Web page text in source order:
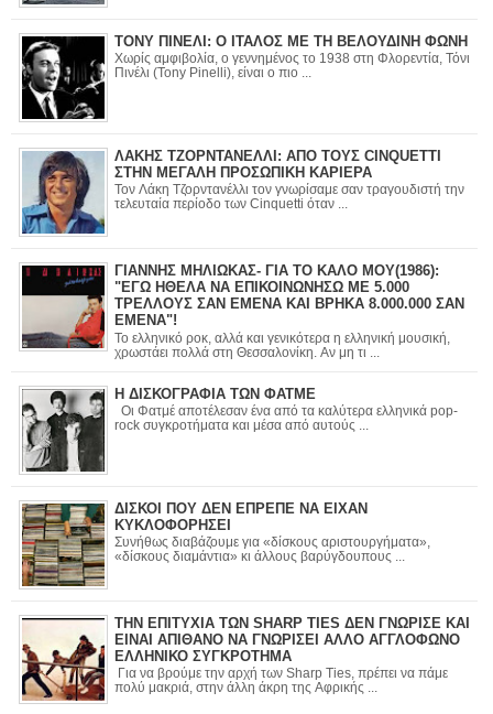
ΤΟΝΥ ΠΙΝΕΛΙ: Ο ΙΤΑΛΟΣ ΜΕ ΤΗ ΒΕΛΟΥΔΙΝΗ ΦΩΝΗ
Χωρίς αμφιβολία, ο γεννημένος το 1938 στη Φλορεντία, Τόνι
Πινέλι (Tony Pinelli), είναι ο πιο ...
ΛΑΚΗΣ ΤΖΟΡΝΤΑΝΕΛΛΙ: ΑΠΟ ΤΟΥΣ CINQUETTI
ΣΤΗΝ ΜΕΓΑΛΗ ΠΡΟΣΩΠΙΚΗ ΚΑΡΙΕΡΑ
Τον Λάκη Τζορντανέλλι τον γνωρίσαμε σαν τραγουδιστή την
τελευταία περίοδο των Cinquetti όταν ...
ΓΙΑΝΝΗΣ ΜΗΛΙΩΚΑΣ- ΓΙΑ ΤΟ ΚΑΛΟ ΜΟΥ(1986):
"ΕΓΩ ΗΘΕΛΑ ΝΑ ΕΠΙΚΟΙΝΩΝΗΣΩ ΜΕ 5.000
ΤΡΕΛΛΟΥΣ ΣΑΝ ΕΜΕΝΑ ΚΑΙ ΒΡΗΚΑ 8.000.000 ΣΑΝ
ΕΜΕΝΑ"!
Το ελληνικό ροκ, αλλά και γενικότερα η ελληνική μουσική,
χρωστάει πολλά στη Θεσσαλονίκη. Αν μη τι ...
Η ΔΙΣΚΟΓΡΑΦΙΑ ΤΩΝ ΦΑΤΜΕ
Οι Φατμέ αποτέλεσαν ένα από τα καλύτερα ελληνικά pop-
rock συγκροτήματα και μέσα από αυτούς ...
ΔΙΣΚΟΙ ΠΟΥ ΔΕΝ ΕΠΡΕΠΕ ΝΑ ΕΙΧΑΝ
ΚΥΚΛΟΦΟΡΗΣΕΙ
Συνήθως διαβάζουμε για «δίσκους αριστουργήματα»,
«δίσκους διαμάντια» κι άλλους βαρύγδουπους ...
ΤΗΝ ΕΠΙΤΥΧΙΑ ΤΩΝ SHARP TIES ΔΕΝ ΓΝΩΡΙΣΕ ΚΑΙ
ΕΙΝΑΙ ΑΠΙΘΑΝΟ ΝΑ ΓΝΩΡΙΣΕΙ ΑΛΛΟ ΑΓΓΛΟΦΩΝΟ
ΕΛΛΗΝΙΚΟ ΣΥΓΚΡΟΤΗΜΑ
Για να βρούμε την αρχή των Sharp Ties, πρέπει να πάμε
πολύ μακριά, στην άλλη άκρη της Αφρικής ...